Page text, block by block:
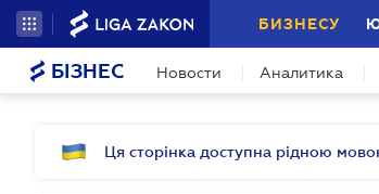
БИЗНЕСУ
БІЗНЕС Новости Аналитика
Ця сторінка доступна рідною